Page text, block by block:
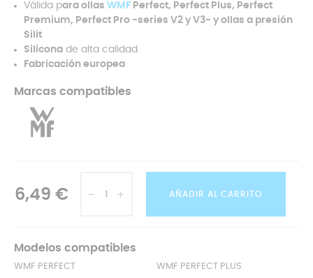
Válida para ollas WMF Perfect, Perfect Plus, Perfect
Premium, Perfect Pro -series V2 y V3- y ollas a presión
Silit
Silicona de alta calidad
Fabricación europea
Marcas compatibles
6,49 € AÑADIR AL CARRITO
Modelos compatibles
WMF PERFECT
WMF PERFECT PLUS